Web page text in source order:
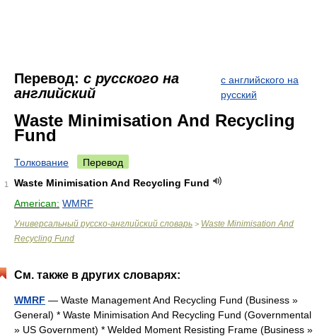
Перевод: с русского на
английский
с английского на
русский
Waste Minimisation And Recycling
Fund
Толкование Перевод
1
Waste Minimisation And Recycling Fund
American: WMRF
Универсальный русско-английский словарь > Waste Minimisation And
Recycling Fund
См. также в других словарях:
WMRF — Waste Management And Recycling Fund (Business »
General) * Waste Minimisation And Recycling Fund (Governmental
» US Government) * Welded Moment Resisting Frame (Business »